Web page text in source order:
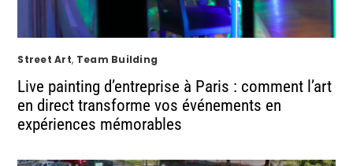
Street Art, Team Building
Live painting d’entreprise à Paris : comment l’art
en direct transforme vos événements en
expériences mémorables